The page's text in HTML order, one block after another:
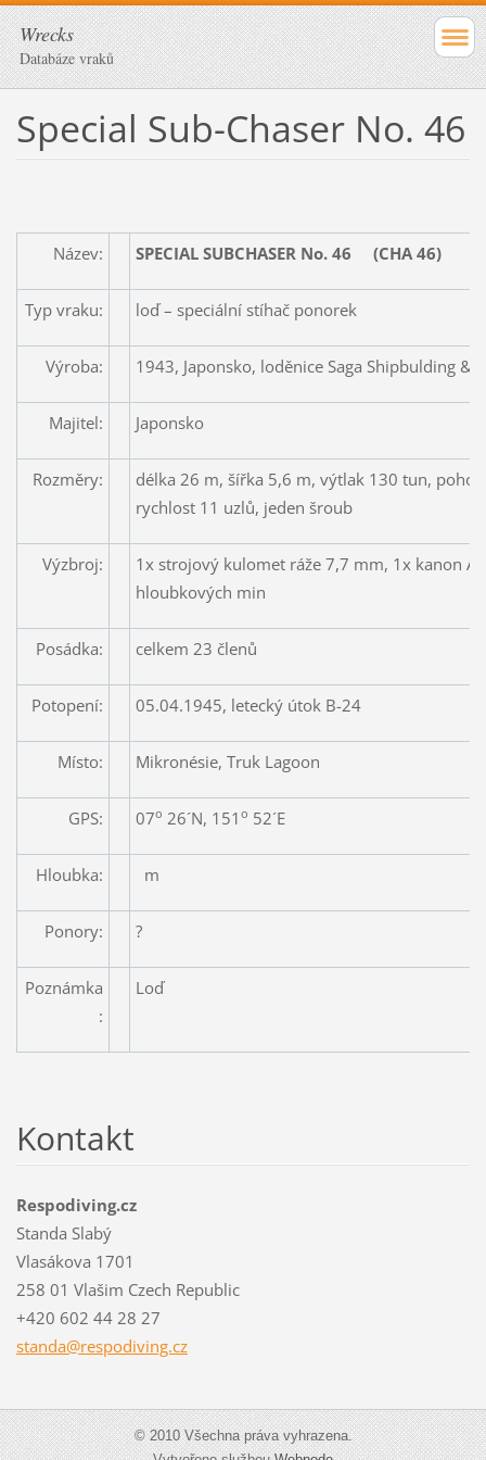
Wrecks
Databáze vraků
Special Sub-Chaser No. 46
Název: SPECIAL SUBCHASER No. 46 (CHA 46)
Typ vraku: loď – speciální stíhač ponorek
Výroba: 1943, Japonsko, loděnice Saga Shipbulding &
Majitel: Japonsko
Rozměry:
délka 26 m, šířka 5,6 m, výtlak 130 tun,
rychlost 11 uzlů, jeden šroub
Výzbroj:
1x strojový kulomet ráže 7,7 mm, 1x kanon
hloubkových min
Posádka: celkem 23 členů
Potopení: 05.04.1945, letecký útok B-24
Místo: Mikronésie, Truk Lagoon
GPS: 07o 26´N, 151 o 52´E
Hloubka: m
Ponory: ?
Poznámka
:
Loď
Kontakt
Respodiving.cz
Standa Slabý
Vlasákova 1701
258 01 Vlašim Czech Republic
+420 602 44 28 27
standa@respodiving.cz
© 2010 Všechna práva vyhrazena.